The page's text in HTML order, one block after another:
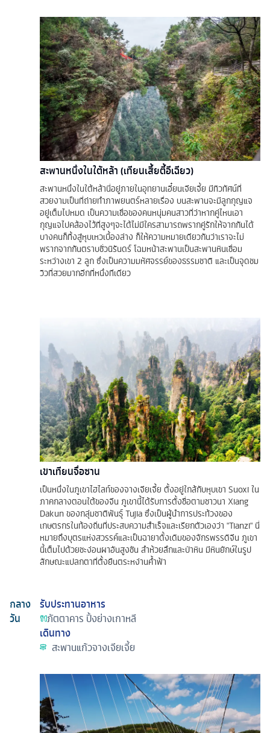
สะพานหนึ่งในใต้หล้า (เทียนเสี้ยตี้อีเฉียว)
สะพานหนึ่งในใต้หล้านี่อยู่ภายในอุทยานเอี๋ยนเจียเจี้ย มีทิวทัศน์ที่
สวยงามเป็นที่ถ่ายทำภาพยนตร์หลายเรื่อง บนสะพานจะมีลูกกุญแจ
อยู่เต็มไปหมด เป็นความเชื่อของคนหนุ่มคนสาวที่ว่าหากคู่ไหนเอา
กุญแจไปคล้องไว้ที่สูงๆจะได้ไม่มีใครสามารถพรากคู่รักให้จากกันได้
บางคนก็ทิ้งสู่หุบเหวเบื้องล่าง ก็ให้ความหมายเดียวกันว่าเราจะไม่
พรากจากกันตราบชั่วนิรันดร์ โฉมหน้าสะพานเป็นสะพานหินเชื่อม
ระหว่างเขา 2 ลูก ซึ่งเป็นความมหัศจรรย์ของธรรมชาติ และเป็นจุดชม
วิวที่สวยมากอีกที่หนึ่งทีเดียว
เขาเทียนจื่อซาน
เป็นหนึ่งในภูเขาไฮไลท์ของจางเจียเจี้ย ตั้งอยู่ใกล้กับหุบเขา Suoxi ใน
ภาคกลางตอนใต้ของจีน ภูเขานี้ได้รับการตั้งชื่อตามชาวนา Xiang
Dakun ของกลุ่มชาติพันธุ์ Tujia ซึ่งเป็นผู้นำการประท้วงของ
เกษตรกรในท้องถิ่นที่ประสบความสำเร็จและเรียกตัวเองว่า "Tianzi" นี่
หมายถึงบุตรแห่งสวรรค์และเป็นฉายาดั้งเดิมของจักรพรรดิจีน ภูเขา
นี้เต็มไปด้วยชะง่อนผาอันสูงชัน ลำห้วยลึกและป่าหิน มีหินยักษ์ในรูป
ลักษณะแปลกตาที่ตั้งยืนตระหง่านค้ำฟ้า
กลาง
วัน
รับประทานอาหาร
ภัตตาคารปิ้งย่างเกาหลี
เดินทาง
สะพานแก้วจางเจียเจี้ย